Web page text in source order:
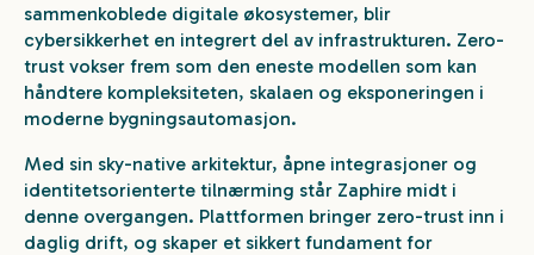
sammenkoblede digitale økosystemer, blir
cybersikkerhet en integrert del av infrastrukturen. Zero-
trust vokser frem som den eneste modellen som kan
håndtere kompleksiteten, skalaen og eksponeringen i
moderne bygningsautomasjon.
Med sin sky-native arkitektur, åpne integrasjoner og
identitetsorienterte tilnærming står Zaphire midt i
denne overgangen. Plattformen bringer zero-trust inn i
daglig drift, og skaper et sikkert fundament for